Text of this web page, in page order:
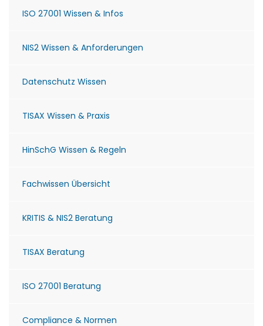
ISO 27001 Wissen & Infos
NIS2 Wissen & Anforderungen
Datenschutz Wissen
TISAX Wissen & Praxis
HinSchG Wissen & Regeln
Fachwissen Übersicht
KRITIS & NIS2 Beratung
TISAX Beratung
ISO 27001 Beratung
Compliance & Normen